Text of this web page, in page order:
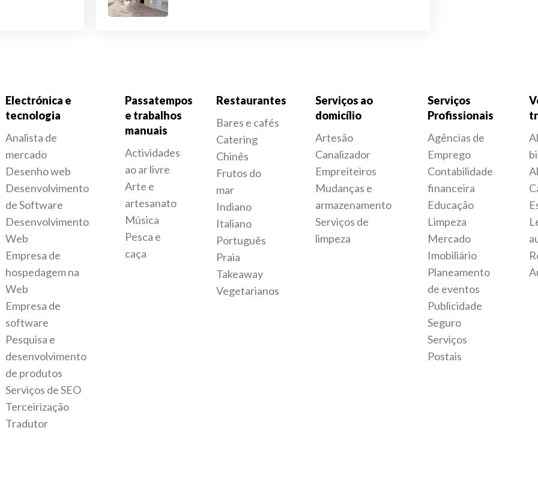
Electrónica e
tecnologia
Analista de
mercado
Desenho web
Desenvolvimento
de Software
Desenvolvimento
Web
Empresa de
hospedagem na
Web
Empresa de
software
Pesquisa e
desenvolvimento
de produtos
Serviços de SEO
Terceirização
Tradutor
Passatempos
e trabalhos
manuais
Actividades
ao ar livre
Arte e
artesanato
Música
Pesca e
caça
Restaurantes
Bares e cafés
Catering
Chinês
Frutos do
mar
Indiano
Italiano
Português
Praia
Takeaway
Vegetarianos
Serviços ao
domicílio
Artesão
Canalizador
Empreiteiros
Mudanças e
armazenamento
Serviços de
limpeza
Serviços
Profissionais
Agências de
Emprego
Contabilidade
financeira
Educação
Limpeza
Mercado
Imobiliário
Planeamento
de eventos
Publicidade
Seguro
Serviços
Postais